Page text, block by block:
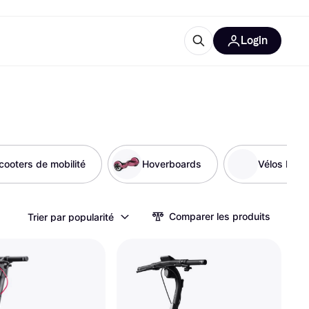
Login
de mobilité Hoverboards Vélos
Trier par popularité Comparer les produits